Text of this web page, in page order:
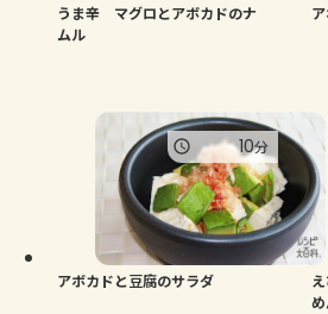
うま辛 マグロとアボカドのナ
ムル
アボカドと豆腐のサラダ
10分